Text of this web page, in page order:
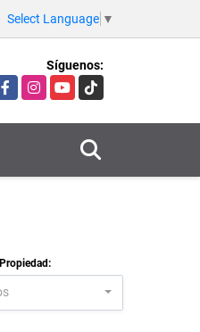
Select Language ▼
Síguenos:
FacebookInstagramYouTubeTikTok